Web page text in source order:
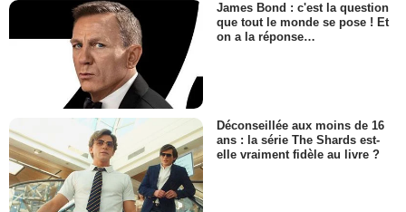
James Bond : c'est la question
que tout le monde se pose ! Et
on a la réponse…
Déconseillée aux moins de 16
ans : la série The Shards est-
elle vraiment fidèle au livre ?